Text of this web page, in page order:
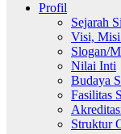
Profil
Sejarah
Visi, Misi
Slogan/
Nilai Inti
Budaya
Fasilitas
Struktur